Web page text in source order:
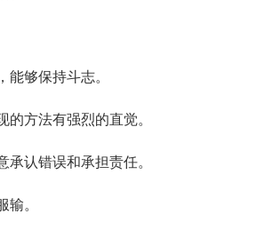
能够保持斗志。
的方法有强烈的直觉。
承认错误和承担责任。
输。